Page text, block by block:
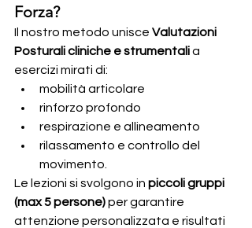
Forza?
Il nostro metodo unisce Valutazioni
Posturali cliniche e strumentali a
esercizi mirati di:
mobilità articolare
rinforzo profondo
respirazione e allineamento
rilassamento e controllo del
movimento.
Le lezioni si svolgono in piccoli gruppi
(max 5 persone) per garantire
attenzione personalizzata e risultati